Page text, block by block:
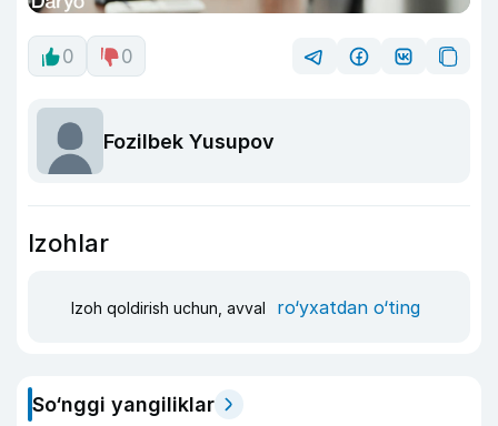
0 0
Fozilbek Yusupov
Izohlar
Izoh qoldirish uchun, avval ro‘yxatdan o‘ting
So‘nggi yangiliklar